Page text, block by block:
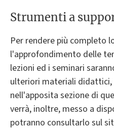
Strumenti a
Per rendere più completo
l'approfondimento delle
lezioni ed i seminari
ulteriori materiali
nell'apposita sezione di
verrà, inoltre, messo a
potranno consultarlo sul